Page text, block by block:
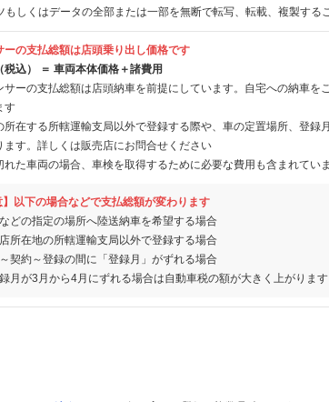
しくはデータの全部または一部を無断で転写、転載、複製する
ーの支払総額は店頭乗り出し価格です
税込） ＝ 車両本体価格＋諸費用
ーの支払総額は店頭納車を前提にしています。自宅への納車を
す
在する所轄運輸支局以外で登録する際や、車の定置場所、登録
ます。詳しくは販売店にお問合せください
た車両の場合、車検を取得するために必要な費用も含まれてい
】以下の場合などで支払総額が変わります
どの指定の場所へ陸送納車を希望する場合
所在地の所轄運輸支局以外で登録する場合
契約～登録の間に「登録月」がずれる場合
録月が3月から4月にずれる場合は自動車税の額が大きく上がります